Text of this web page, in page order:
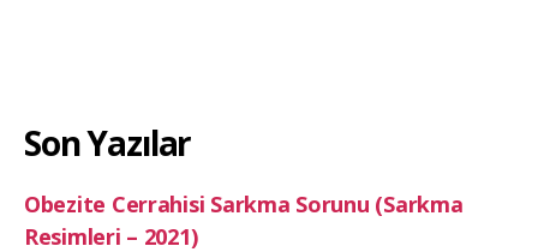
Son Yazılar
Obezite Cerrahisi Sarkma Sorunu (Sarkma
Resimleri – 2021)